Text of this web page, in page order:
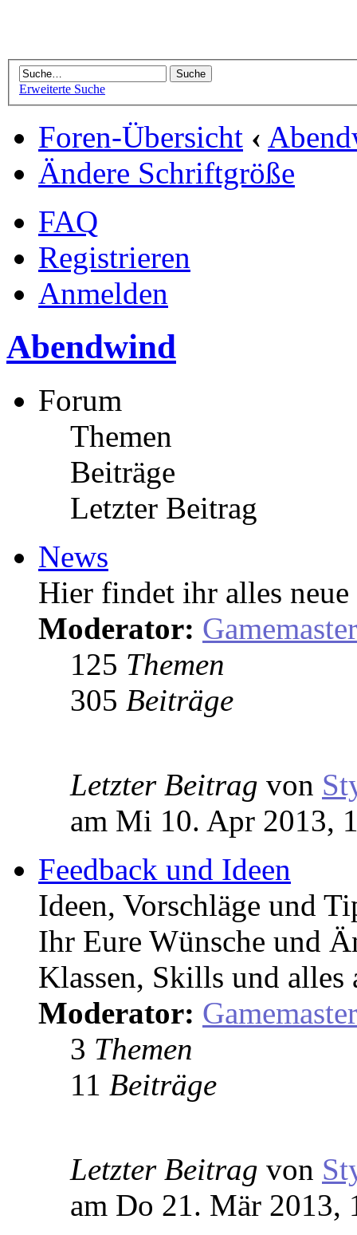
Erweiterte Suche
Foren-Übersicht ‹
Ändere Schriftgröße
FAQ
Registrieren
Anmelden
Abendwind
Forum
Themen
Beiträge
Letzter Beitrag
News
Hier findet ihr alles
Moderator: Gamemaster
125 Themen
305 Beiträge
Letzter Beitrag von
am Mi 10. Apr 2013,
Feedback und Ideen
Ideen, Vorschläge und
Ihr Eure Wünsche und
Klassen, Skills und
Moderator: Gamemaster
3 Themen
11 Beiträge
Letzter Beitrag von
am Do 21. Mär 2013,